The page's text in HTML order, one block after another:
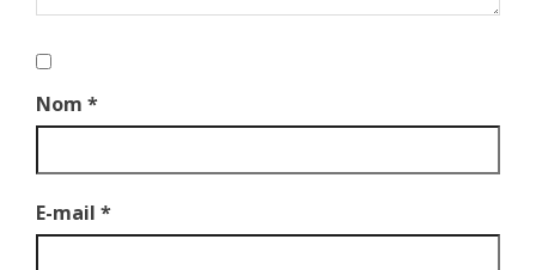
Nom *
E-mail *